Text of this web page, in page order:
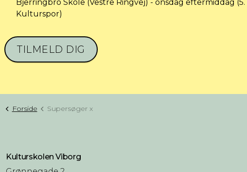
Bjerringbro Skole (Vestre Ringvej) - onsdag eftermiddag
Kulturspor)
TILMELD DIG
Forside Supersøger x
Kulturskolen Viborg